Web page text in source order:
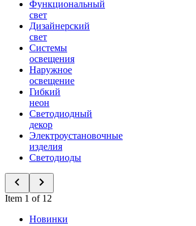
Функциональный
свет
Дизайнерский
свет
Системы
освещения
Наружное
освещение
Гибкий
неон
Светодиодный
декор
Электроустановочные
изделия
Светодиоды
Item 1 of 12
Новинки